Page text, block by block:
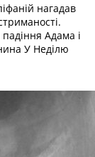
нагадав
Адама і
У Неділю